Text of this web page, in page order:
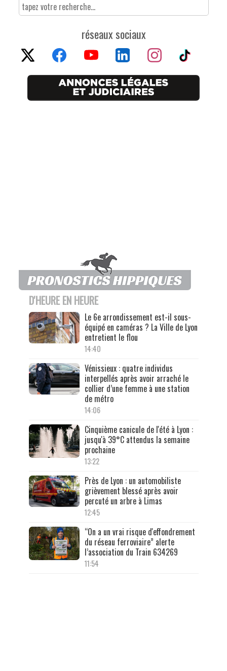
réseaux sociaux
D'HEURE EN HEURE
Le 6e arrondissement est-il sous-
équipé en caméras ? La Ville de Lyon
entretient le flou
14:40
Vénissieux : quatre individus
interpellés après avoir arraché le
collier d’une femme à une station
de métro
14:06
Cinquième canicule de l'été à Lyon :
jusqu'à 39°C attendus la semaine
prochaine
13:22
Près de Lyon : un automobiliste
grièvement blessé après avoir
percuté un arbre à Limas
12:45
“On a un vrai risque d'effondrement
du réseau ferroviaire” alerte
l’association du Train 634269
11:54